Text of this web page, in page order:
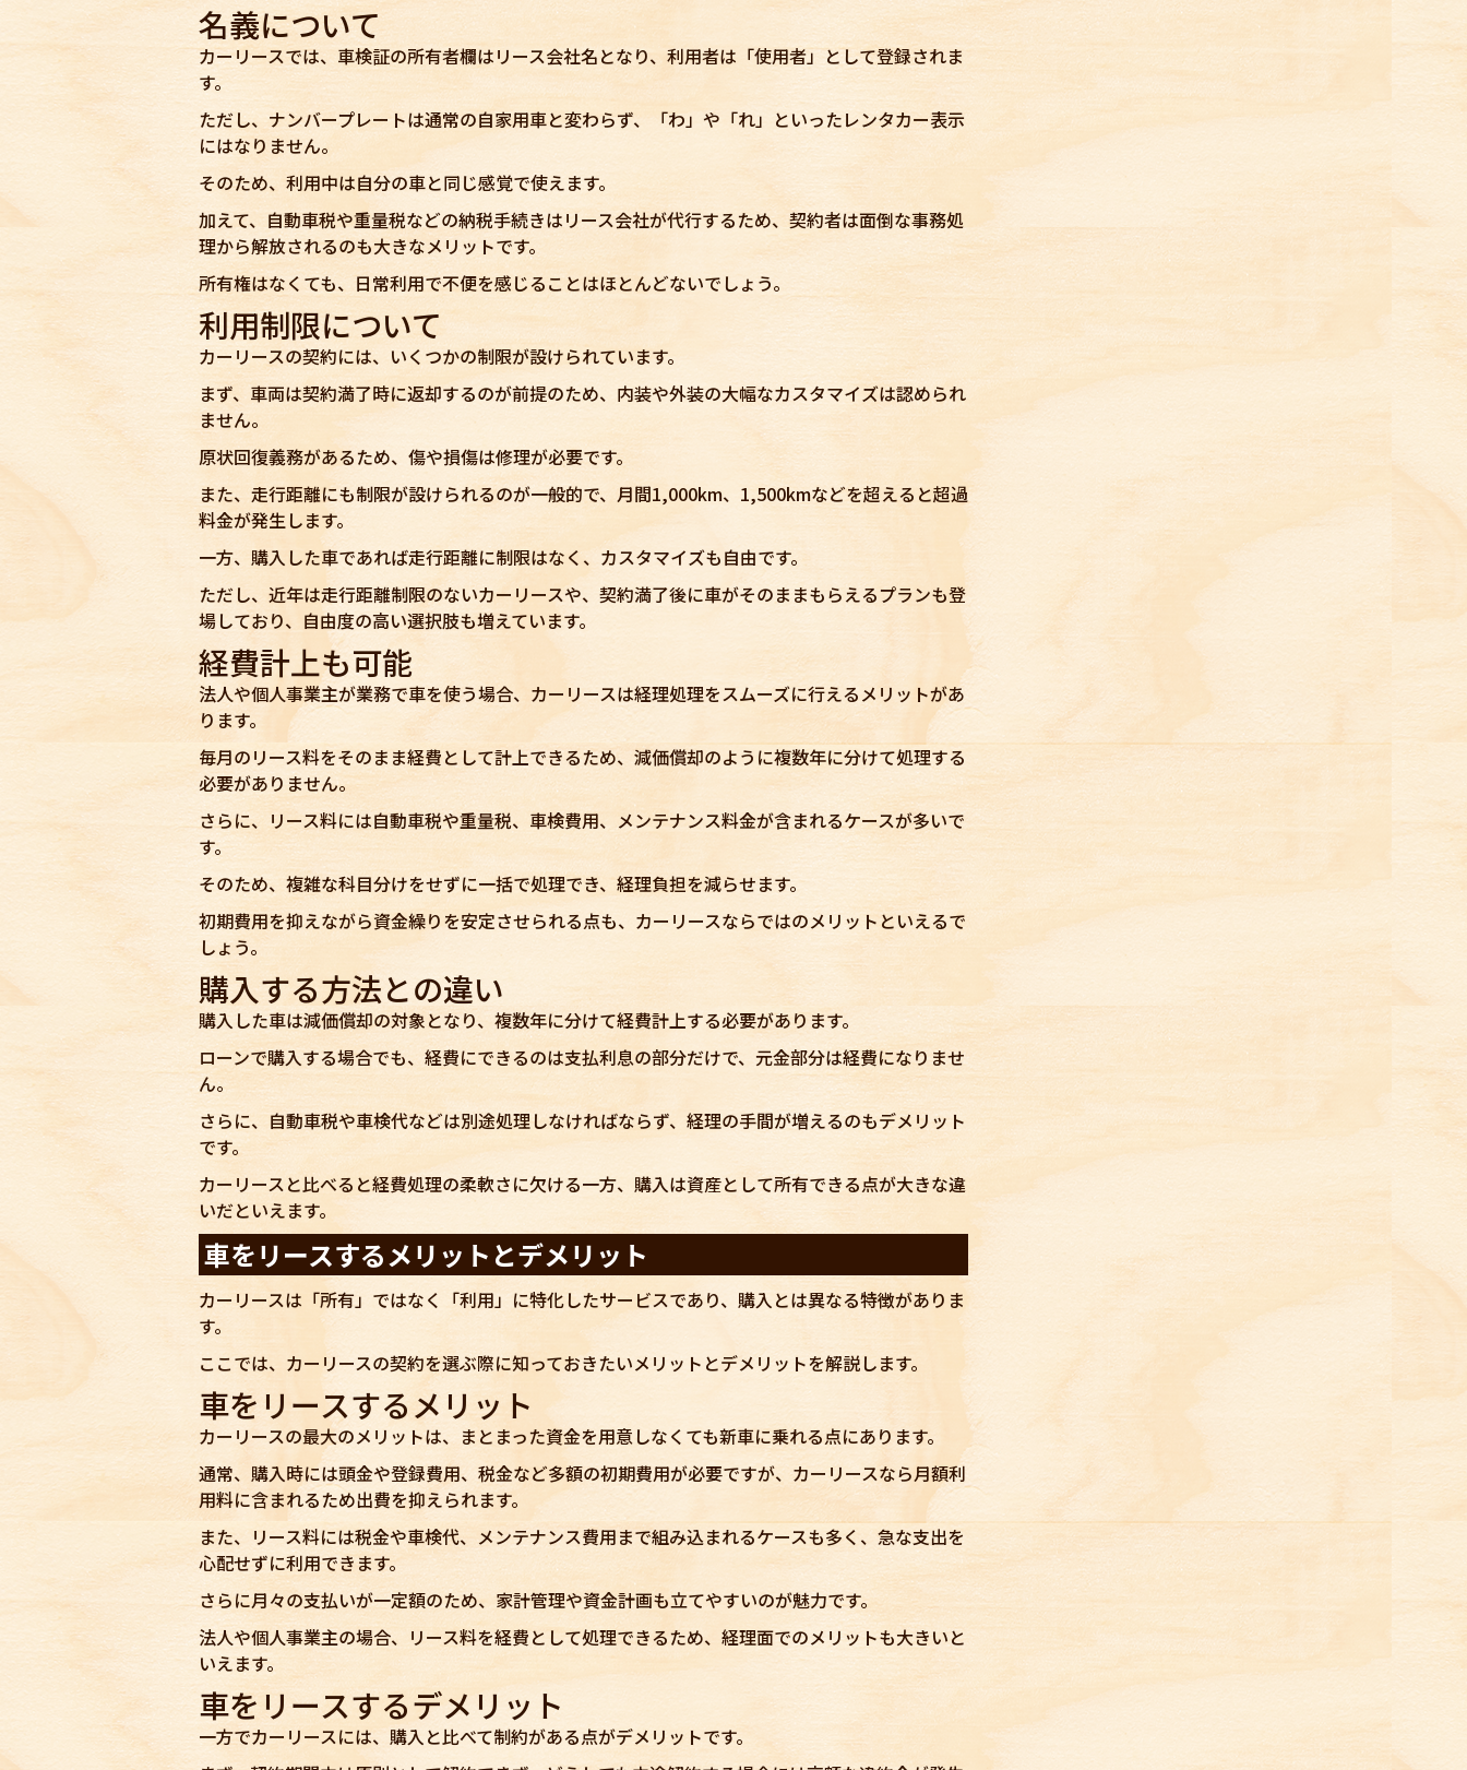
名義について
カーリースでは、車検証の所有者欄はリース会社名となり、利用者は「使用者」として登録されま
す。
ただし、ナンバープレートは通常の自家用車と変わらず、「わ」や「れ」といったレンタカー表示
にはなりません。
そのため、利用中は自分の車と同じ感覚で使えます。
加えて、自動車税や重量税などの納税手続きはリース会社が代行するため、契約者は面倒な事務処
理から解放されるのも大きなメリットです。
所有権はなくても、日常利用で不便を感じることはほとんどないでしょう。
利用制限について
カーリースの契約には、いくつかの制限が設けられています。
まず、車両は契約満了時に返却するのが前提のため、内装や外装の大幅なカスタマイズは認められ
ません。
原状回復義務があるため、傷や損傷は修理が必要です。
また、走行距離にも制限が設けられるのが一般的で、月間1,000km、1,500kmなどを超えると超過
料金が発生します。
一方、購入した車であれば走行距離に制限はなく、カスタマイズも自由です。
ただし、近年は走行距離制限のないカーリースや、契約満了後に車がそのままもらえるプランも登
場しており、自由度の高い選択肢も増えています。
経費計上も可能
法人や個人事業主が業務で車を使う場合、カーリースは経理処理をスムーズに行えるメリットがあ
ります。
毎月のリース料をそのまま経費として計上できるため、減価償却のように複数年に分けて処理する
必要がありません。
さらに、リース料には自動車税や重量税、車検費用、メンテナンス料金が含まれるケースが多いで
す。
そのため、複雑な科目分けをせずに一括で処理でき、経理負担を減らせます。
初期費用を抑えながら資金繰りを安定させられる点も、カーリースならではのメリットといえるで
しょう。
購入する方法との違い
購入した車は減価償却の対象となり、複数年に分けて経費計上する必要があります。
ローンで購入する場合でも、経費にできるのは支払利息の部分だけで、元金部分は経費になりませ
ん。
さらに、自動車税や車検代などは別途処理しなければならず、経理の手間が増えるのもデメリット
です。
カーリースと比べると経費処理の柔軟さに欠ける一方、購入は資産として所有できる点が大きな違
いだといえます。
車をリースするメリットとデメリット
カーリースは「所有」ではなく「利用」に特化したサービスであり、購入とは異なる特徴がありま
す。
ここでは、カーリースの契約を選ぶ際に知っておきたいメリットとデメリットを解説します。
車をリースするメリット
カーリースの最大のメリットは、まとまった資金を用意しなくても新車に乗れる点にあります。
通常、購入時には頭金や登録費用、税金など多額の初期費用が必要ですが、カーリースなら月額利
用料に含まれるため出費を抑えられます。
また、リース料には税金や車検代、メンテナンス費用まで組み込まれるケースも多く、急な支出を
心配せずに利用できます。
さらに月々の支払いが一定額のため、家計管理や資金計画も立てやすいのが魅力です。
法人や個人事業主の場合、リース料を経費として処理できるため、経理面でのメリットも大きいと
いえます。
車をリースするデメリット
一方でカーリースには、購入と比べて制約がある点がデメリットです。